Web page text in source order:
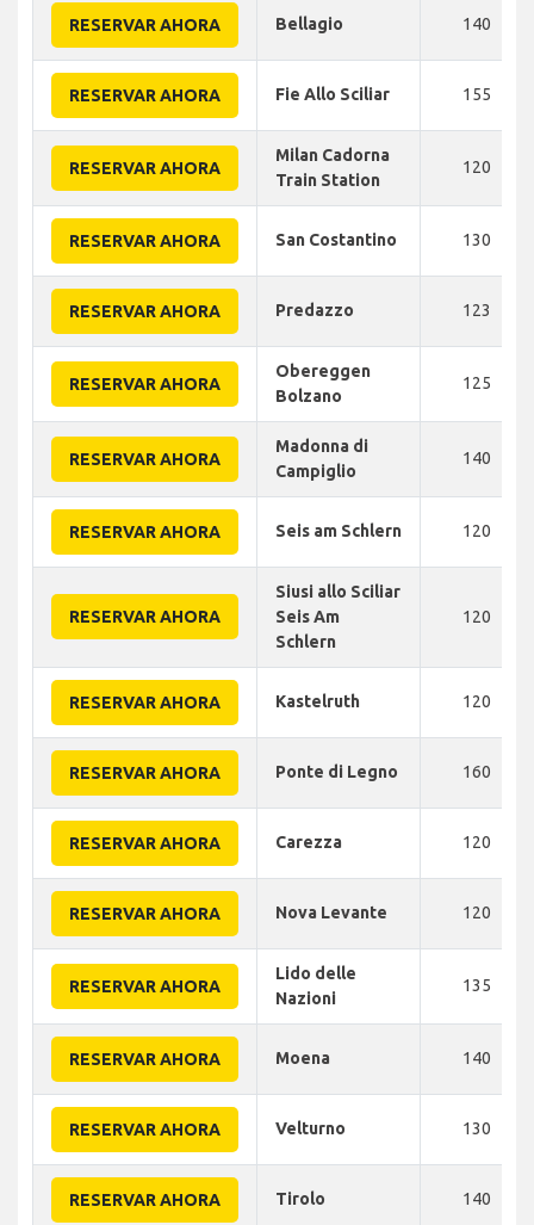
RESERVAR AHORA Bellagio 140
RESERVAR AHORA Fie Allo Sciliar 155
RESERVAR AHORA
Milan Cadorna
Train Station
120
RESERVAR AHORA San Costantino 130
RESERVAR AHORA Predazzo 123
RESERVAR AHORA
Obereggen
Bolzano
125
RESERVAR AHORA
Madonna di
Campiglio
140
RESERVAR AHORA Seis am Schlern 120
RESERVAR AHORA
Siusi allo Sciliar
Seis Am
Schlern
120
RESERVAR AHORA Kastelruth 120
RESERVAR AHORA Ponte di Legno 160
RESERVAR AHORA Carezza 120
RESERVAR AHORA Nova Levante 120
RESERVAR AHORA
Lido delle
Nazioni
135
RESERVAR AHORA Moena 140
RESERVAR AHORA Velturno 130
RESERVAR AHORA Tirolo 140